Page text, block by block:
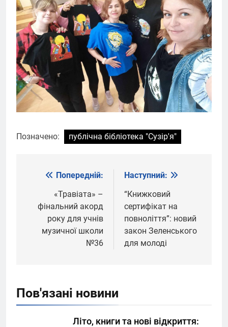
Позначено: публічна бібліотека "Сузір'я"
Навігація
записів
Попередній:
«Травіата» –
фінальний акорд
року для учнів
музичної школи
№36
Наступний:
“Книжковий
сертифікат на
повноліття”: новий
закон Зеленського
для молоді
Пов'язані новини
Літо, книги та нові відкриття: